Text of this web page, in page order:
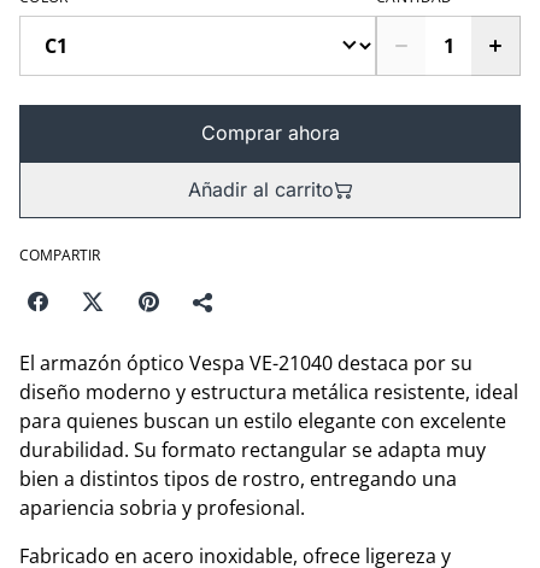
Comprar ahora
Añadir al carrito
COMPARTIR
El armazón óptico Vespa VE-21040 destaca por su
diseño moderno y estructura metálica resistente, ideal
para quienes buscan un estilo elegante con excelente
durabilidad. Su formato rectangular se adapta muy
bien a distintos tipos de rostro, entregando una
apariencia sobria y profesional.
Fabricado en acero inoxidable, ofrece ligereza y